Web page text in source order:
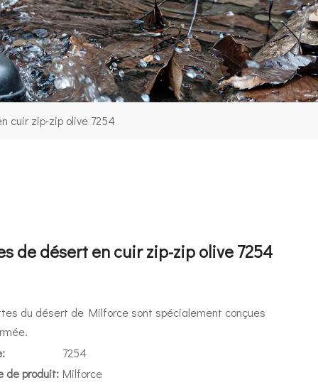
cuir zip-zip olive 7254
de désert en cuir zip-zip olive 7254
du désert de Milforce sont spécialement conçues
7254
de produit: Milforce